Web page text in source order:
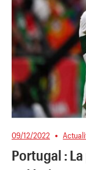
09/12/2022
Portugal :